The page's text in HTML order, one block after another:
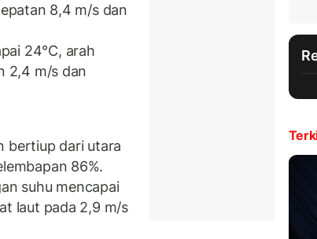
8,4 m/s dan
24°C, arah
2,4 m/s dan
bertiup dari utara
86%.
suhu mencapai
laut pada 2,9 m/s